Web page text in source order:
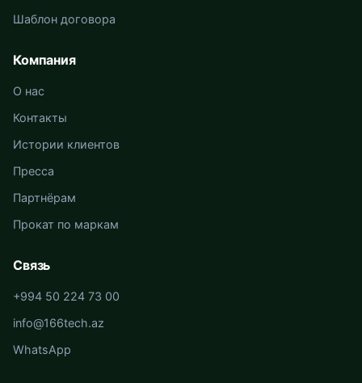
Шаблон договора
Компания
О нас
Контакты
Истории клиентов
Пресса
Партнёрам
Прокат по маркам
Связь
+994 50 224 73 00
info@166tech.az
WhatsApp